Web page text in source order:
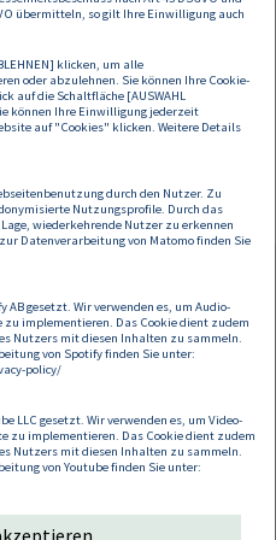
stellt. Das Gütesiegel wurde
am 8. März durch das
Zeichen für Gleichstellung
essentiell für den
ist. Nähere Informationen
Footer
Impressum
übermitteln, so gilt Ihre Einwilligung auch
klicken, um alle
oder abzulehnen. Sie können Ihre Cookie-
auf die Schaltfläche [AUSWAHL
können Ihre Einwilligung jederzeit
auf "Cookies" klicken. Weitere Details
durch den Nutzer. Zu
Nutzungsprofile. Durch das
wiederkehrende Nutzer zu erkennen
Datenverarbeitung von Matomo finden Sie
AB gesetzt. Wir verwenden es, um Audio-
zu implementieren. Das Cookie dient zudem
Nutzers mit diesen Inhalten zu sammeln.
von Spotify finden Sie unter:
policy/
LLC gesetzt. Wir verwenden es, um Video-
zu implementieren. Das Cookie dient zudem
Nutzers mit diesen Inhalten zu sammeln.
von Youtube finden Sie unter: